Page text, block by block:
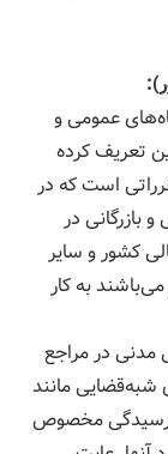
عمومی و
تعریف كرده
است كه در
بازرگانی در
كشور و سایر
به كار
مدنی در مراجع
مانند
رسیدگی مخصوص